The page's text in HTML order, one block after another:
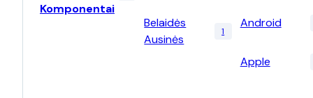
Komponentai
Belaidės
Ausinės
1
Android
Apple